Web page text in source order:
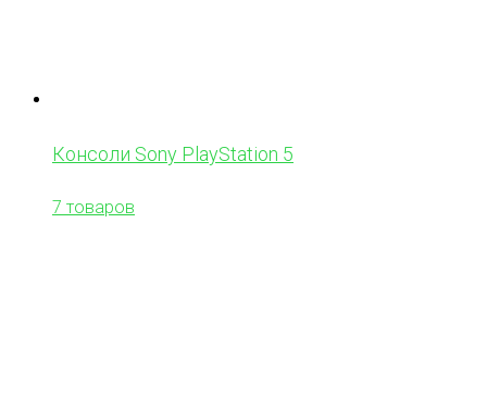
Консоли Sony PlayStation 5
7 товаров